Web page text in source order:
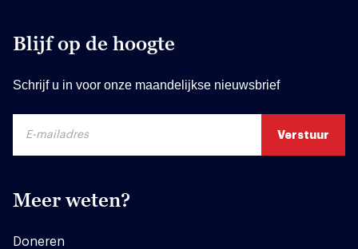
Blijf op de hoogte
Schrijf u in voor onze maandelijkse nieuwsbrief
Meer weten?
Doneren